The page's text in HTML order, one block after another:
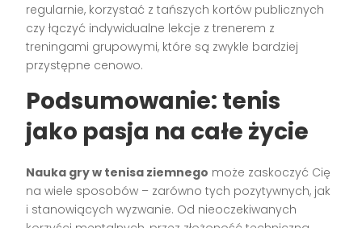
regularnie, korzystać z tańszych kortów publicznych
czy łączyć indywidualne lekcje z trenerem z
treningami grupowymi, które są zwykle bardziej
przystępne cenowo.
Podsumowanie: tenis
jako pasja na całe życie
Nauka gry w tenisa ziemnego może zaskoczyć Cię
na wiele sposobów – zarówno tych pozytywnych, jak
i stanowiących wyzwanie. Od nieoczekiwanych